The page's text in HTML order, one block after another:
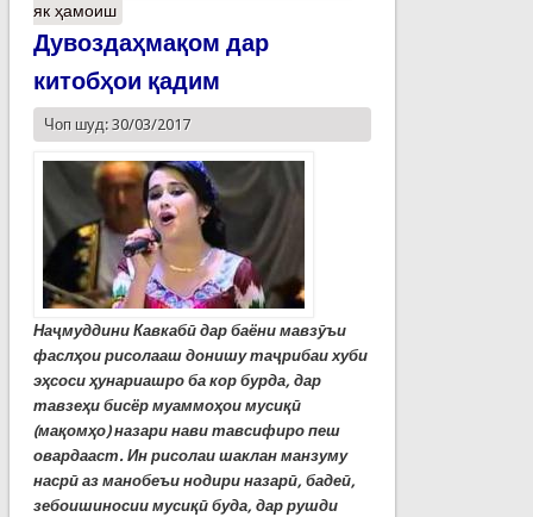
як ҳамоиш
Дувоздаҳмақом дар
китобҳои қадим
Чоп шуд: 30/03/2017
Наҷмуддини Кавкабӣ дар баёни мавзӯъи
фаслҳои рисолааш донишу таҷрибаи хуби
эҳсоси ҳунариашро ба кор бурда, дар
тавзеҳи бисёр муаммоҳои мусиқӣ
(мақомҳо) назари нави тавсифиро пеш
овардааст. Ин рисолаи шаклан манзуму
насрӣ аз манобеъи нодири назарӣ, бадеӣ,
зебоишиносии мусиқӣ буда, дар рушди